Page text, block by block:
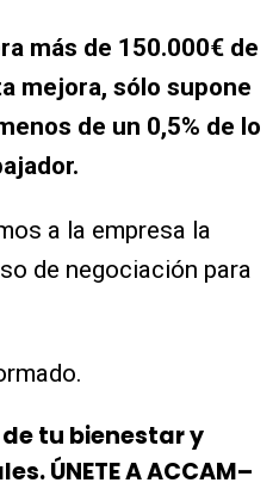
más de 150.000€ de
mejora, sólo supone
de un 0,5% de lo
a la empresa la
de negociación para
tu bienestar y
ÚNETE A ACCAM–